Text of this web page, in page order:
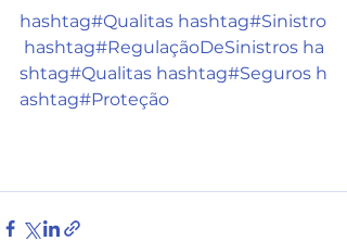
hashtag#Qualitas hashtag#Sinistro
hashtag#RegulaçãoDeSinistros ha
shtag#Qualitas hashtag#Seguros h
ashtag#Proteção